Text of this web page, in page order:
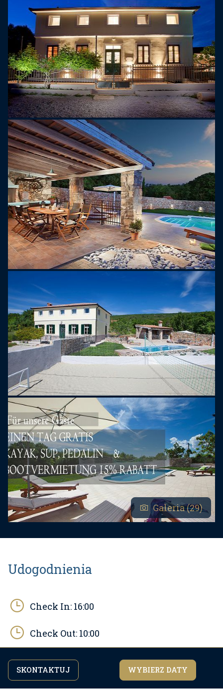
Galeria (29)
Udogodnienia
Check In: 16:00
Check Out: 10:00
Powierzchnia: m2
Pozycja:2
SKONTAKTUJ WYBIERZ DATY
Kontynuując przeglądanie strony, zgadzasz się z
nasząpolityką prywatności.
zgadzam się